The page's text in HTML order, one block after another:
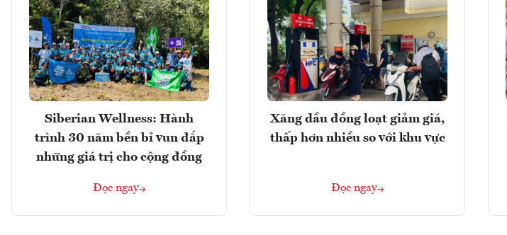
Siberian Wellness: Hành
trình 30 năm bền bỉ vun đắp
những giá trị cho cộng đồng
Đọc ngay
Xăng dầu đồng loạt giảm giá,
thấp hơn nhiều so với khu vực
Đọc ngay